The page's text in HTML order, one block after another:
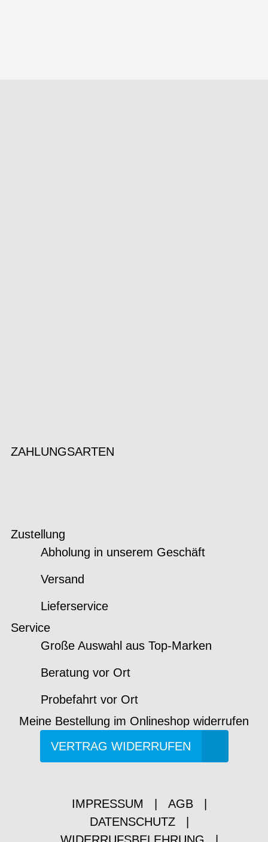
ZAHLUNGSARTEN
Zustellung
Abholung in unserem Geschäft
Versand
Lieferservice
Service
Große Auswahl aus Top-Marken
Beratung vor Ort
Probefahrt vor Ort
Meine Bestellung im Onlineshop widerrufen
VERTRAG WIDERRUFEN
IMPRESSUM AGB
DATENSCHUTZ